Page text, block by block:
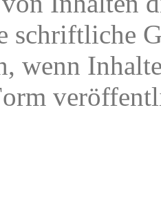
schriftliche
wenn